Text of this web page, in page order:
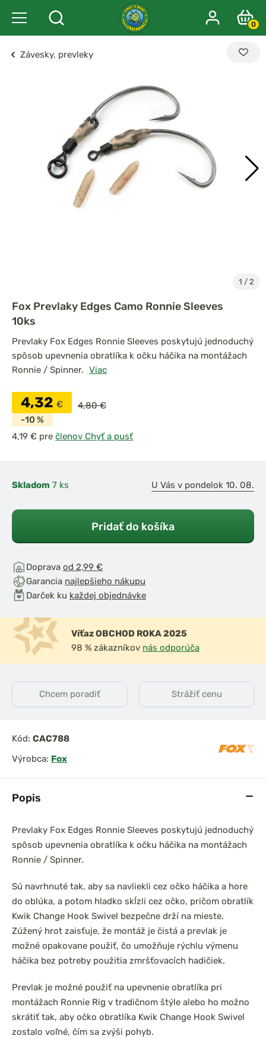
0
Závesky, prevleky
1 / 2
Popis
Prevlaky Fox Edges Ronnie Sleeves poskytujú jednoduchý
spôsob upevnenia obratlíka k očku háčika na montážach
Ronnie / Spinner.
Sú navrhnuté tak, aby sa navliekli cez očko háčika a hore
do oblúka, a potom hladko skĺzli cez očko, pričom obratlík
Kwik Change Hook Swivel bezpečne drží na mieste.
Zúžený hrot zaisťuje, že montáž je čistá a prevlak je
možné opakovane použiť, čo umožňuje rýchlu výmenu
háčika bez potreby použitia zmršťovacích hadičiek.
Prevlak je možné použiť na upevnenie obratlíka pri
montážach Ronnie Rig v tradičnom štýle alebo ho možno
skrátiť tak, aby očko obratlíka Kwik Change Hook Swivel
zostalo voľné, čím sa zvýši pohyb.
Fox Prevlaky Edges Camo Ronnie Sleeves
10ks
Prevlaky Fox Edges Ronnie Sleeves poskytujú jednoduchý
spôsob upevnenia obratlíka k očku háčika na montážach
Ronnie / Spinner. Viac
4,32 €
4,80 €
-10 %
pre členov Chyť a pusť
Skladom 7 ks U Vás v pondelok 10. 08.
Pridať do košíka
Doprava od 2,99 €
Garancia najlepšieho nákupu
Darček ku každej objednávke
Víťaz OBCHOD ROKA 2025
98 % zákazníkov nás odporúča
Chcem poradiť Strážiť cenu
Kód: CAC788
Výrobca: Fox